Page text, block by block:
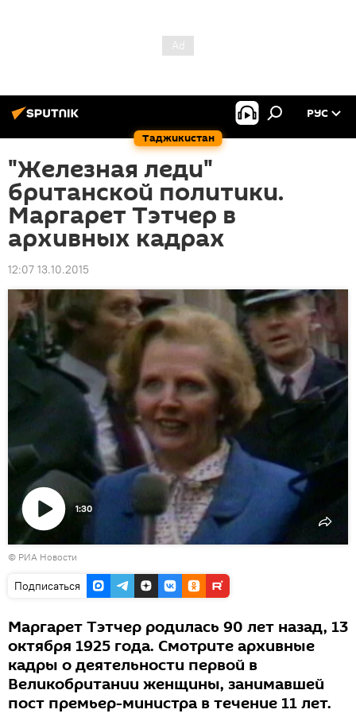
Таджикистан
РУС
"Железная леди"
британской политики.
Маргарет Тэтчер в
архивных кадрах
12:07 13.10.2015
Воспроизвести
видео
1:30
© РИА Новости
Подписаться
Маргарет Тэтчер родилась 90 лет назад, 13
октября 1925 года. Смотрите архивные
кадры о деятельности первой в
Великобритании женщины, занимавшей
пост премьер-министра в течение 11 лет.